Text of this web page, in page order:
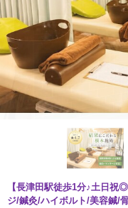
【長津田駅徒歩1分♪土日
ジ/鍼灸/ハイボルト/美容鍼/